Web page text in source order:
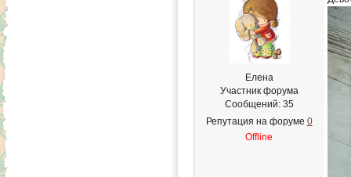
Елена
Участник форума
Сообщений: 35
Репутация на форуме 0
Offline